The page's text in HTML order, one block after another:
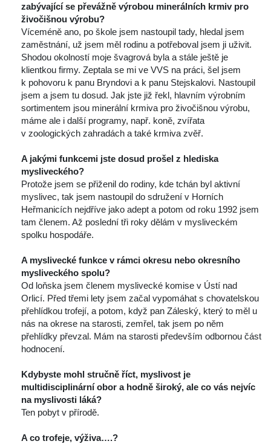
zabývající se převážně výrobou minerálních krmiv pro
živočišnou výrobu?
Víceméně ano, po škole jsem nastoupil tady, hledal jsem
zaměstnání, už jsem měl rodinu a potřeboval jsem ji uživit.
Shodou okolností moje švagrová byla a stále ještě je
klientkou firmy. Zeptala se mi ve VVS na práci, šel jsem
k pohovoru k panu Bryndovi a k panu Stejskalovi. Nastoupil
jsem a jsem tu dosud. Jak jste již řekl, hlavním výrobním
ortimentem jsou minerální krmiva pro živočišnou výrobu,
máme ale i další programy, např. koně, zvířata
v zoologických zahradách a také krmiva zvěř.
A jakými funkcemi jste dosud prošel z hlediska
mysliveckého?
Protože jsem se přiženil do rodiny, kde tchán byl aktivní
myslivec, tak jsem nastoupil do sdružení v Horních
Heřmanicích nejdříve jako adept a potom od roku 1992 jsem
tam členem. Až poslední tři roky dělám v mysliveckém
polku hospodáře.
A myslivecké funkce v rámci okresu nebo okresního
mysliveckého spolu?
Od loňska jsem členem myslivecké komise v Ústí nad
Orlicí. Před třemi lety jsem začal vypomáhat s chovatelskou
přehlídkou trofejí, a potom, když pan Záleský, který to měl u
nás na okrese na starosti, zemřel, tak jsem po něm
přehlídky převzal. Mám na starosti především odbornou část
hodnocení.
Kdybyste mohl stručně říct, myslivost je
multidisciplinární obor a hodně široký, ale co vás nejvíc
na myslivosti láká?
Ten pobyt v přírodě.
A co trofeje, výživa….?